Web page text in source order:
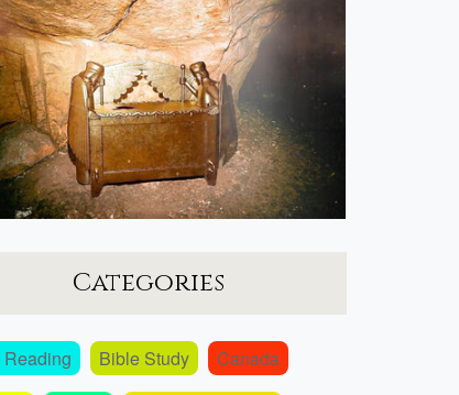
Categories
Bible Study
Canada